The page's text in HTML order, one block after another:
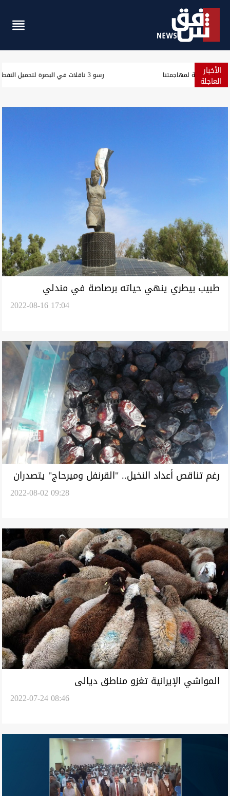
الأخبار
العاجلة مسؤول سعودي: نرصد استعدادات من جماعات عراقية لمهاجمتنا
طبيب بيطري ينهي حياته برصاصة في مندلي
2022-08-16 17:04
رغم تناقص أعداد النخيل.. "القرنفل وميرحاج" يتصدران
2022-08-02 09:28
المواشي الإيرانية تغزو مناطق ديالى
2022-07-24 08:46